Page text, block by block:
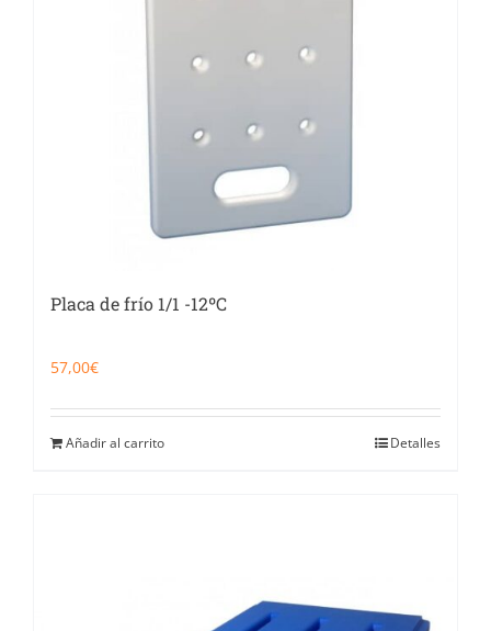
Placa de frío 1/1 -12ºC
57,00€
Añadir al carrito Detalles